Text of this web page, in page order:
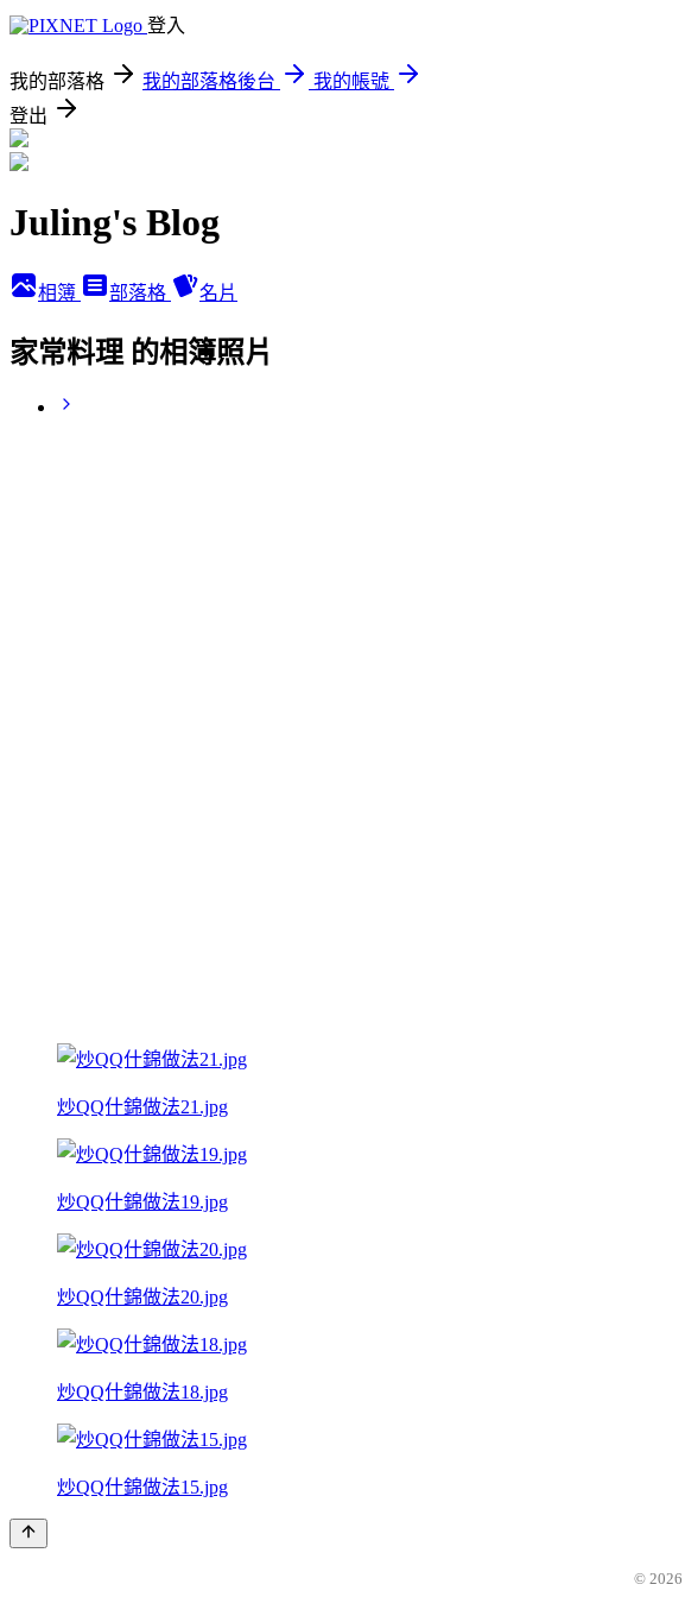
登入
我的部落格 我的部落格後台
我的帳號
登出
Juling's Blog
相簿 部落格 名片
家常料理 的相簿照片
炒QQ什錦做法21.jpg
炒QQ什錦做法19.jpg
炒QQ什錦做法20.jpg
炒QQ什錦做法18.jpg
炒QQ什錦做法15.jpg
© 2026